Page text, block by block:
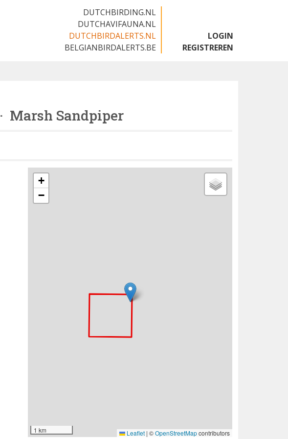
DUTCHBIRDING.NL
DUTCHAVIFAUNA.NL
DUTCHBIRDALERTS.NL
BELGIANBIRDALERTS.BE
LOGIN
REGISTREREN
· Marsh Sandpiper